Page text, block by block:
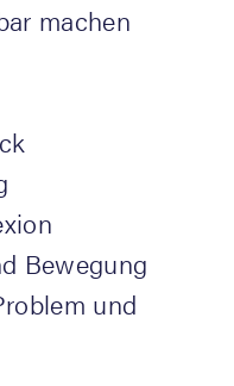
machen
Bewegung
und